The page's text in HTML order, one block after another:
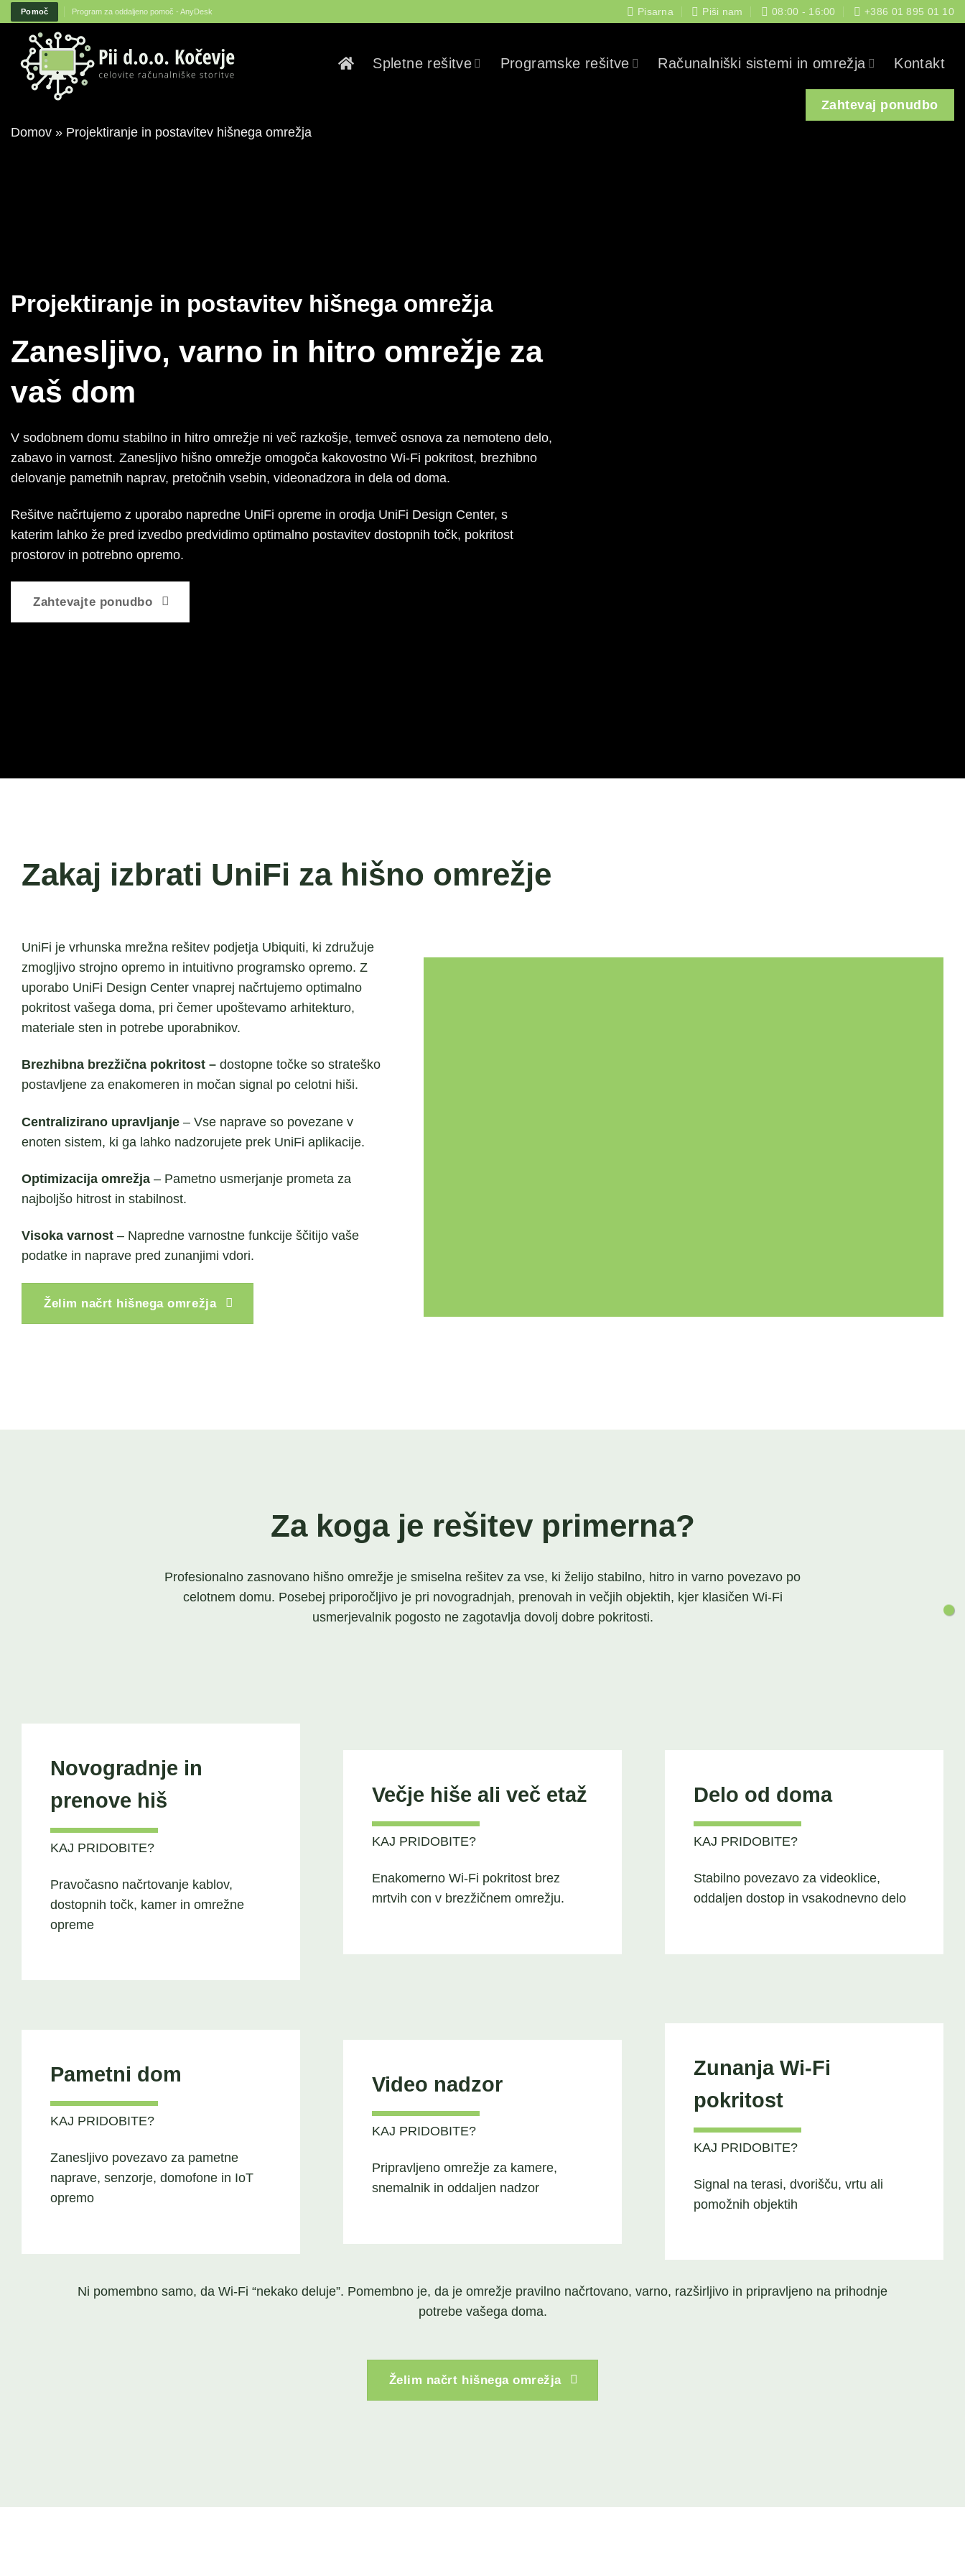
Skoči
vsebino
Pomoč Program za oddaljeno pomoč - AnyDesk Pisarna Piši nam 08:00 - 16:00 +386 01 895 01 10
Spletne rešitve Programske rešitve Računalniški sistemi in omrežja Kontakt
Zahtevaj ponudbo
Domov » Projektiranje in postavitev hišnega omrežja
Projektiranje in postavitev hišnega omrežja
Zanesljivo, varno in hitro omrežje za
vaš dom
V sodobnem domu stabilno in hitro omrežje ni več razkošje, temveč osnova za nemoteno delo,
zabavo in varnost. Zanesljivo hišno omrežje omogoča kakovostno Wi-Fi pokritost, brezhibno
delovanje pametnih naprav, pretočnih vsebin, videonadzora in dela od doma.
Rešitve načrtujemo z uporabo napredne UniFi opreme in orodja UniFi Design Center, s
katerim lahko že pred izvedbo predvidimo optimalno postavitev dostopnih točk, pokritost
prostorov in potrebno opremo.
Zahtevajte ponudbo
Zakaj izbrati UniFi za hišno omrežje
UniFi je vrhunska mrežna rešitev podjetja Ubiquiti, ki združuje
zmogljivo strojno opremo in intuitivno programsko opremo. Z
uporabo UniFi Design Center vnaprej načrtujemo optimalno
pokritost vašega doma, pri čemer upoštevamo arhitekturo,
materiale sten in potrebe uporabnikov.
Brezhibna brezžična pokritost – dostopne točke so strateško
postavljene za enakomeren in močan signal po celotni hiši.
Centralizirano upravljanje – Vse naprave so povezane v
enoten sistem, ki ga lahko nadzorujete prek UniFi aplikacije.
Optimizacija omrežja – Pametno usmerjanje prometa za
najboljšo hitrost in stabilnost.
Visoka varnost – Napredne varnostne funkcije ščitijo vaše
podatke in naprave pred zunanjimi vdori.
Želim načrt hišnega omrežja
Za koga je rešitev primerna?
Profesionalno zasnovano hišno omrežje je smiselna rešitev za vse, ki želijo stabilno, hitro in varno povezavo po
celotnem domu. Posebej priporočljivo je pri novogradnjah, prenovah in večjih objektih, kjer klasičen Wi-Fi
usmerjevalnik pogosto ne zagotavlja dovolj dobre pokritosti.
Novogradnje in
prenove hiš
KAJ PRIDOBITE?
Pravočasno načrtovanje kablov,
dostopnih točk, kamer in omrežne
opreme
Večje hiše ali več etaž
KAJ PRIDOBITE?
Enakomerno Wi-Fi pokritost brez
mrtvih con v brezžičnem omrežju.
Delo od doma
KAJ PRIDOBITE?
Stabilno povezavo za videoklice,
oddaljen dostop in vsakodnevno delo
Pametni dom
KAJ PRIDOBITE?
Zanesljivo povezavo za pametne
naprave, senzorje, domofone in IoT
opremo
Video nadzor
KAJ PRIDOBITE?
Pripravljeno omrežje za kamere,
snemalnik in oddaljen nadzor
Zunanja Wi-Fi
pokritost
KAJ PRIDOBITE?
Signal na terasi, dvorišču, vrtu ali
pomožnih objektih
Ni pomembno samo, da Wi-Fi “nekako deluje”. Pomembno je, da je omrežje pravilno načrtovano, varno, razširljivo in pripravljeno na prihodnje
potrebe vašega doma.
Želim načrt hišnega omrežja